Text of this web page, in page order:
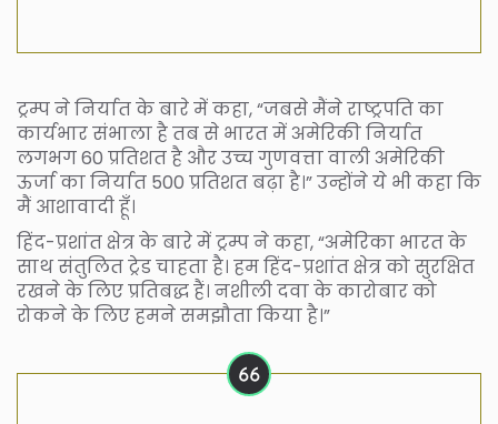
ट्रम्प ने निर्यात के बारे में कहा, “जबसे मैंने राष्ट्रपति का
कार्यभार संभाला है तब से भारत में अमेरिकी निर्यात
लगभग 60 प्रतिशत है और उच्च गुणवत्ता वाली अमेरिकी
ऊर्जा का निर्यात 500 प्रतिशत बढ़ा है।” उन्होंने ये भी कहा कि
मैं आशावादी हूँ।
हिंद-प्रशांत क्षेत्र के बारे में ट्रम्प ने कहा, “अमेरिका भारत के
साथ संतुलित ट्रेड चाहता है। हम हिंद-प्रशांत क्षेत्र को सुरक्षित
रखने के लिए प्रतिबद्ध हैं। नशीली दवा के कारोबार को
रोकने के लिए हमने समझौता किया है।”